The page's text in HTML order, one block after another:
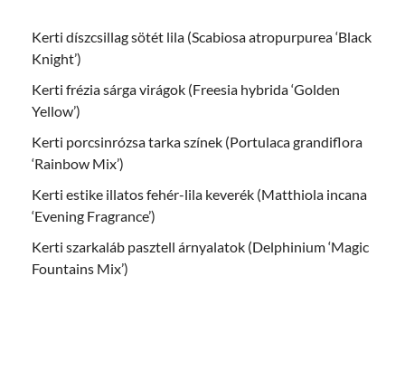
Kerti díszcsillag sötét lila (Scabiosa atropurpurea ‘Black
Knight’)
Kerti frézia sárga virágok (Freesia hybrida ‘Golden
Yellow’)
Kerti porcsinrózsa tarka színek (Portulaca grandiflora
‘Rainbow Mix’)
Kerti estike illatos fehér-lila keverék (Matthiola incana
‘Evening Fragrance’)
Kerti szarkaláb pasztell árnyalatok (Delphinium ‘Magic
Fountains Mix’)